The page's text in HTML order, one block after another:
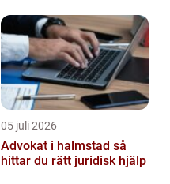
05 juli 2026
Advokat i halmstad så
hittar du rätt juridisk hjälp